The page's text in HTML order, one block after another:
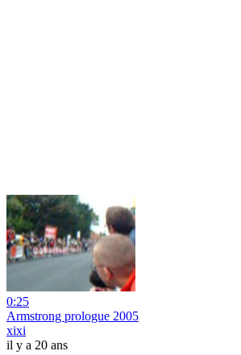
0:25
Armstrong prologue 2005
xixi
il y a 20 ans